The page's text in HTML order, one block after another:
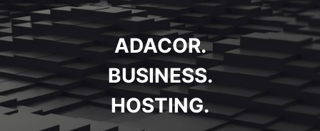
ADACOR.
BUSINESS.
HOSTING.